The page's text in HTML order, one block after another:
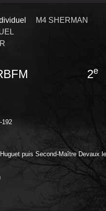
M4 SHERMAN
2e
192
puis Second-Maître Devaux